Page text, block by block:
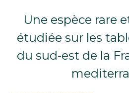
Une espèce rare
étudiée sur les
du sud-est de la